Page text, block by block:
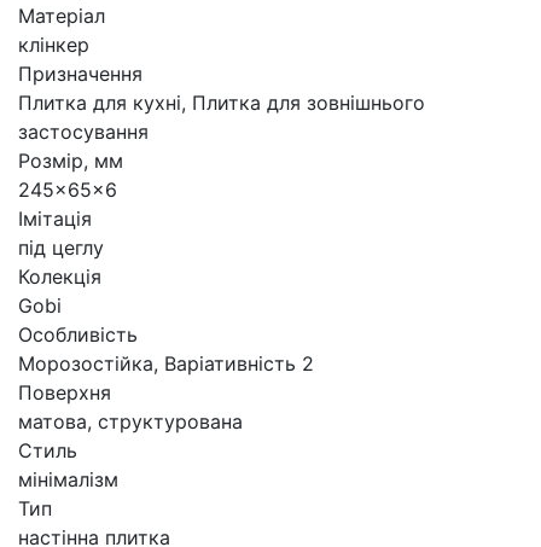
Матеріал
клінкер
Призначення
Плитка для кухні, Плитка для зовнішнього
застосування
Розмір, мм
245x65x6
Імітація
під цеглу
Колекція
Gobi
Особливість
Морозостійка, Варіативність 2
Поверхня
матова, структурована
Стиль
мінімалізм
Тип
настінна плитка